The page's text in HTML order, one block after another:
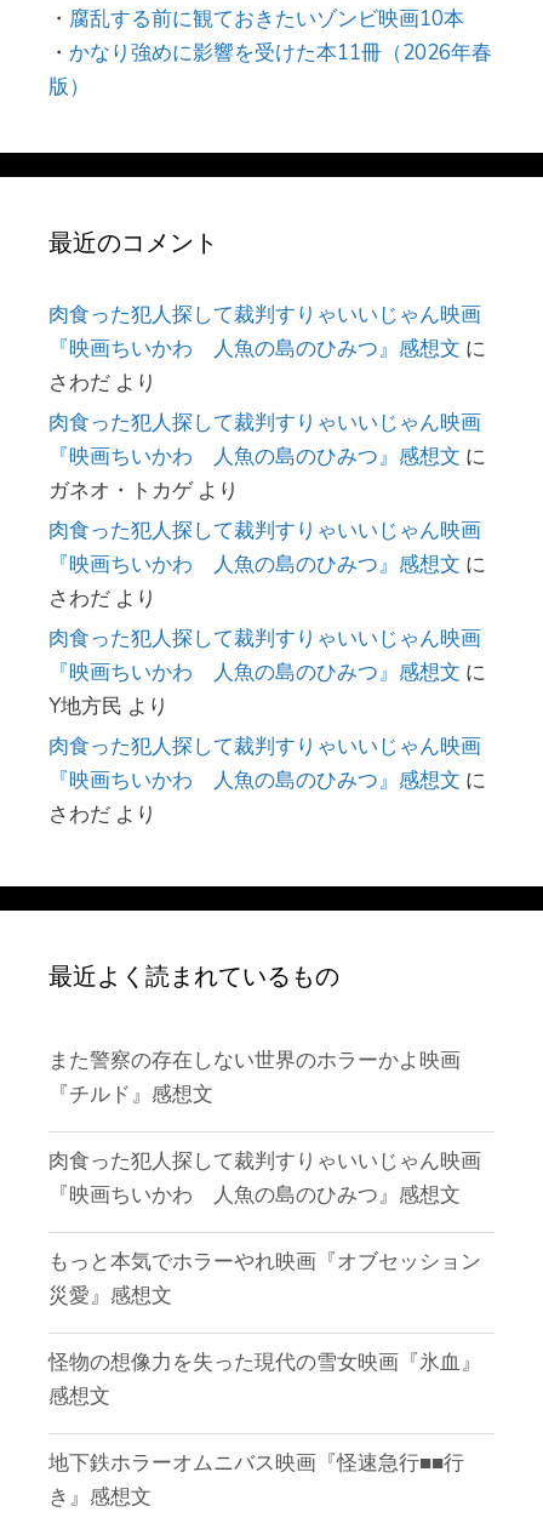
・ 腐乱する前に観ておきたいゾンビ映画10本
・ かなり強めに影響を受けた本11冊（2026年春
版）
最近のコメント
肉食った犯人探して裁判すりゃいいじゃん映画
『映画ちいかわ 人魚の島のひみつ』感想文 に
さわだ より
肉食った犯人探して裁判すりゃいいじゃん映画
『映画ちいかわ 人魚の島のひみつ』感想文 に
ガネオ・トカゲより
肉食った犯人探して裁判すりゃいいじゃん映画
『映画ちいかわ 人魚の島のひみつ』感想文 に
さわだ より
肉食った犯人探して裁判すりゃいいじゃん映画
『映画ちいかわ 人魚の島のひみつ』感想文 に
Y地方民 より
肉食った犯人探して裁判すりゃいいじゃん映画
『映画ちいかわ 人魚の島のひみつ』感想文 に
さわだ より
最近よく読まれているもの
また警察の存在しない世界のホラーかよ映画
『チルド』感想文
肉食った犯人探して裁判すりゃいいじゃん映画
『映画ちいかわ 人魚の島のひみつ』感想文
もっと本気でホラーやれ映画『オブセッション
災愛』感想文
怪物の想像力を失った現代の雪女映画『氷血』
感想文
地下鉄ホラーオムニバス映画『怪速急行■■行
き』感想文